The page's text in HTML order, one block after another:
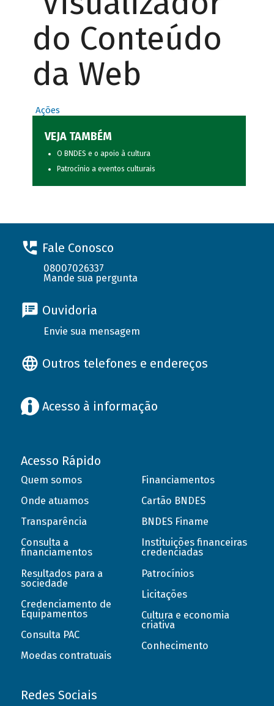
do Conteúdo
da Web
Ações
VEJA TAMBÉM
O BNDES e o apoio à cultura
Patrocínio a eventos culturais
Fale Conosco
08007026337
Mande sua pergunta
Ouvidoria
Envie sua mensagem
Outros telefones e endereços
Acesso à informação
Acesso Rápido
Quem somos
Onde atuamos
Transparência
Consulta a
financiamentos
Resultados para a
sociedade
Credenciamento de
Equipamentos
Consulta PAC
Moedas contratuais
Financiamentos
Cartão BNDES
BNDES Finame
Instituições financeiras
credenciadas
Patrocínios
Licitações
Cultura e economia
criativa
Conhecimento
Redes Sociais